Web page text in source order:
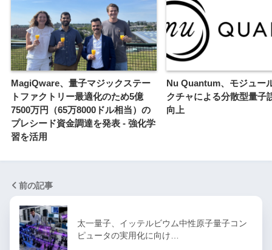
MagiQware、量子マジックステー
トファクトリー最適化のため5億
7500万円（65万8000ドル相当）の
プレシード資金調達を発表 - 強化学
習を活用
Nu Quantum、モジュー
クチャによる分散型量子
向上
前の記事
太一量子、イッテルビウム中性原子量子コン
ピュータの実用化に向け…